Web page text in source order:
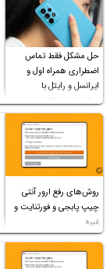
حل مشکل فقط تماس
اضطراری همراه اول و
ایرانسل و رایتل با
روش‌های مختلف
روش‌های رفع ارور آنتی
چیپ پابجی و فورتنایت و
غیره